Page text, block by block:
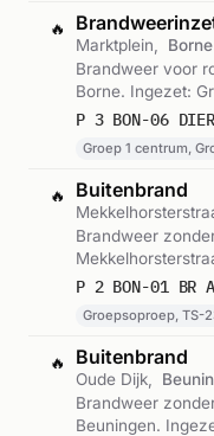
🔥
Marktplein,
Borne
Brandweer voor
Borne. Ingezet:
HW-1151
Groep 1 centrum,
🔥 Buitenbrand
Brandweer
Groepsoproep,
Groepsoproep, TS-
🔥 Buitenbrand
Oude Dijk,
Brandweer
Beuningen.